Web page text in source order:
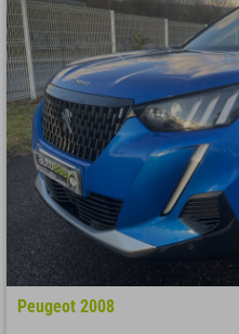
Peugeot 2008